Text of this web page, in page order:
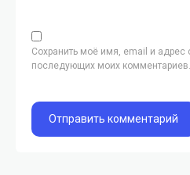
Сохранить моё имя, email и адрес
последующих моих комментариев.